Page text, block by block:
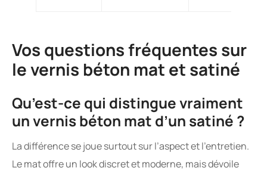
Vos questions fréquentes sur
le vernis béton mat et satiné
Qu’est-ce qui distingue vraiment
un vernis béton mat d’un satiné ?
La différence se joue surtout sur l’aspect et l’entretien.
Le mat offre un look discret et moderne, mais dévoile